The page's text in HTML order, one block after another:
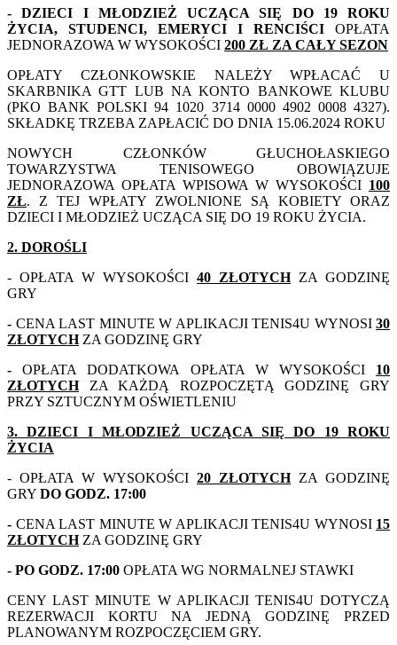
- DZIECI I MŁODZIEŻ UCZĄCA SIĘ DO 19 ROKU
ŻYCIA, STUDENCI, EMERYCI I RENCIŚCI OPŁATA
JEDNORAZOWA W WYSOKOŚCI 200 ZŁ ZA CAŁY SEZON
OPŁATY CZŁONKOWSKIE NALEŻY WPŁACAĆ U
SKARBNIKA GTT LUB NA KONTO BANKOWE KLUBU
(PKO BANK POLSKI 94 1020 3714 0000 4902 0008 4327).
SKŁADKĘ TRZEBA ZAPŁACIĆ DO DNIA 15.06.2024 ROKU
NOWYCH CZŁONKÓW GŁUCHOŁASKIEGO
TOWARZYSTWA TENISOWEGO OBOWIĄZUJE
JEDNORAZOWA OPŁATA WPISOWA W WYSOKOŚCI 100
ZŁ. Z TEJ WPŁATY ZWOLNIONE SĄ KOBIETY ORAZ
DZIECI I MŁODZIEŻ UCZĄCA SIĘ DO 19 ROKU ŻYCIA.
2. DOROŚLI
- OPŁATA W WYSOKOŚCI 40 ZŁOTYCH ZA GODZINĘ
GRY
- CENA LAST MINUTE W APLIKACJI TENIS4U WYNOSI 30
ZŁOTYCHZA GODZINĘ GRY
-OPŁATA DODATKOWA OPŁATA W WYSOKOŚCI 10
ZŁOTYCHZA KAŻDĄ ROZPOCZĘTĄ GODZINĘ GRY
PRZY SZTUCZNYM OŚWIETLENIU
3. DZIECI I MŁODZIEŻ UCZĄCA SIĘ DO 19 ROKU
ŻYCIA
- OPŁATA W WYSOKOŚCI 20 ZŁOTYCHZA GODZINĘ
GRY DO GODZ. 17:00
- CENA LAST MINUTE W APLIKACJI TENIS4U WYNOSI 15
ZŁOTYCHZA GODZINĘ GRY
- PO GODZ. 17:00 OPŁATA WG NORMALNEJ STAWKI
CENY LAST MINUTE W APLIKACJI TENIS4U DOTYCZĄ
REZERWACJI KORTU NA JEDNĄ GODZINĘ PRZED
PLANOWANYM ROZPOCZĘCIEM GRY.